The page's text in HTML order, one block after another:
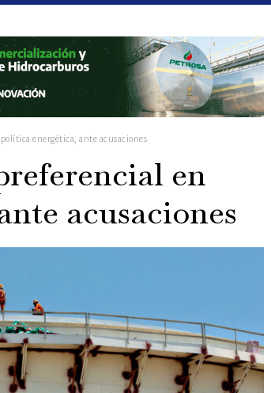
energética, ante acusaciones
en
acusaciones